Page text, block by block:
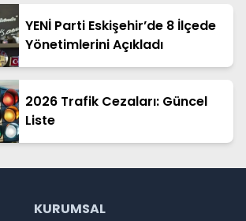
YENİ Parti Eskişehir’de 8 İlçede
Yönetimlerini Açıkladı
2026 Trafik Cezaları: Güncel
Liste
KURUMSAL